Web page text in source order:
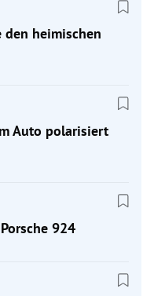
den heimischen
Auto polarisiert
924